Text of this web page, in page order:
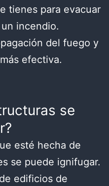
tienes para evacuar
incendio.
del fuego y
efectiva.
se
esté hecha de
se puede ignifugar.
edificios de